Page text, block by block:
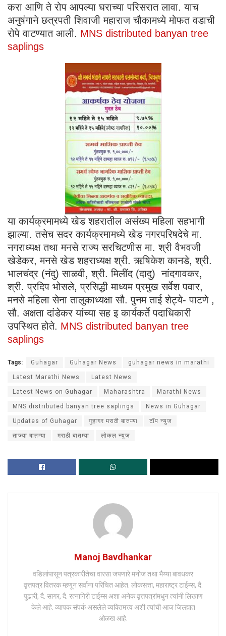
करा आणि ते रोप आपल्या घराच्या परिसरात लावा. याच
अनुषंगाने छत्रपती शिवाजी महाराज चौकामध्ये मोफत वडाची
रोपे वाटण्यात आली. MNS distributed banyan tree
saplings
या कार्यक्रमामध्ये खेड शहरातील असंख्य महिला सहभागी
झाल्या. तसेच सदर कार्यक्रमामध्ये खेड नगरपरिषदेचे मा.
नगराध्यक्ष तथा मनसे राज्य सरचिटणीस मा. श्री वैभवजी
खेडेकर, मनसे खेड शहराध्यक्ष श्री. ऋषिकेश कानडे, श्री.
भालचंद्र (नंदु) साळवी, श्री. मिलींद (दादु) नांदगावकर,
श्री. प्रदिप भोसले, प्रसिद्धी माध्यम प्रमुख सर्वेश पवार,
मनसे महिला सेना तालुकाध्यक्षा सौ. पुनम ताई शेट्ये- पाटणे ,
सौ. अक्षता दांडेकर यांच्या सह इ कार्यकर्ते पदाधिकारी
उपस्थित होते. MNS distributed banyan tree
saplings
Tags: Guhagar Guhagar News guhagar news in marathi
Latest Marathi News Latest News
Latest News on Guhagar Maharashtra Marathi News
MNS distributed banyan tree saplings News in Guhagar
Updates of Guhagar गुहागर मराठी बातम्या टॉप न्युज
ताज्या बातम्या मराठी बातम्या लोकल न्युज
Manoj Bavdhankar
वडिलांपासून पत्रकारीतेचा वारसा जपणारे मनोज तथा भैय्या बावधकर
वृत्तपत्र वितरक म्हणून सर्वाना परिचित आहेत. लोकसत्ता, महाराष्ट्र टाईम्स, दै.
पुढारी, दै. सागर, दै. रत्नागिरी टाईम्स अशा अनेक वृत्तपत्रांमधुन त्यांनी लिखाण
केले आहे. व्यापक संपर्क असलेले व्यक्तिमत्त्व अशी त्यांची आज जिल्ह्यात
ओळख आहे.